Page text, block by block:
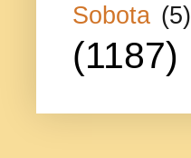
Sobota (5)
(1187)